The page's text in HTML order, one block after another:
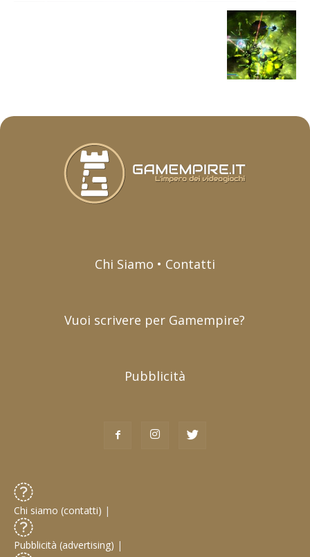
Chi Siamo • Contatti
Vuoi scrivere per Gamempire?
Pubblicità
Chi siamo (contatti) |
Pubblicità (advertising) |